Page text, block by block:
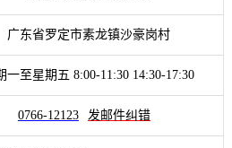
广东省罗定市素龙镇沙豪岗村
一至星期五 8:00-11:30 14:30-17:30
0766-12123 发邮件纠错